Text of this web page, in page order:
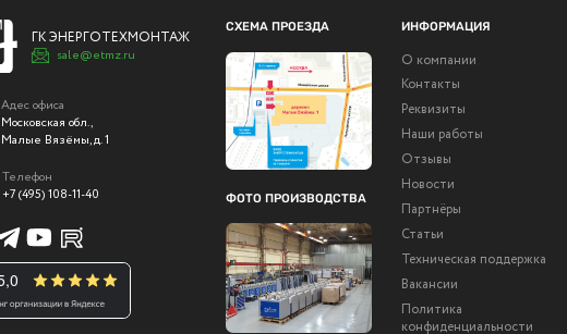
ГК ЭНЕРГОТЕХМОНТАЖ
sale@etmz.ru
Адес офиса
Московская обл.,
Малые Вязёмы,д. 1
Телефон
+7 (495) 108-11-40
СХЕМА ПРОЕЗДА
ФОТО ПРОИЗВОДСТВА
ИНФОРМАЦИЯ
О компании
Контакты
Реквизиты
Наши работы
Отзывы
Новости
Партнёры
Статьи
Техническая поддержка
Вакансии
Политика
конфиденциальности